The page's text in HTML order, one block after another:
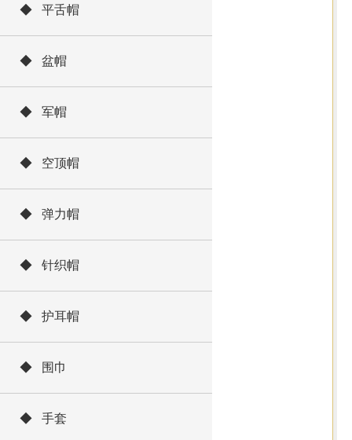
◆ 平舌帽
◆ 盆帽
◆ 军帽
◆ 空顶帽
◆ 弹力帽
◆ 针织帽
◆ 护耳帽
◆ 围巾
◆ 手套